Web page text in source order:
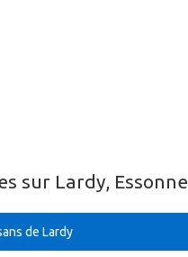
sur Lardy, Essonne
de Lardy